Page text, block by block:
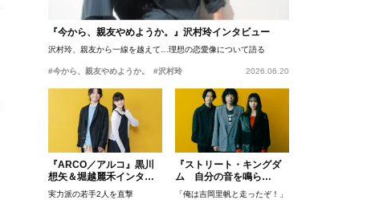
『今から、親友やめようか。』沢村玲インタビュー
沢村玲、親友から一線を越えて…理想の恋愛像について語る
#今から、親友やめようか。 #沢村玲 2026.06.20
『ARCO／アルコ』黒川
想矢＆堀越麗禾インタビ
ュー
実力派の若手2人を直撃
『ストリート・キングダ
ム 自分の音を鳴ら
せ。』峯田和伸、若葉竜
「俺は吉岡里帆と走ったぞ！」